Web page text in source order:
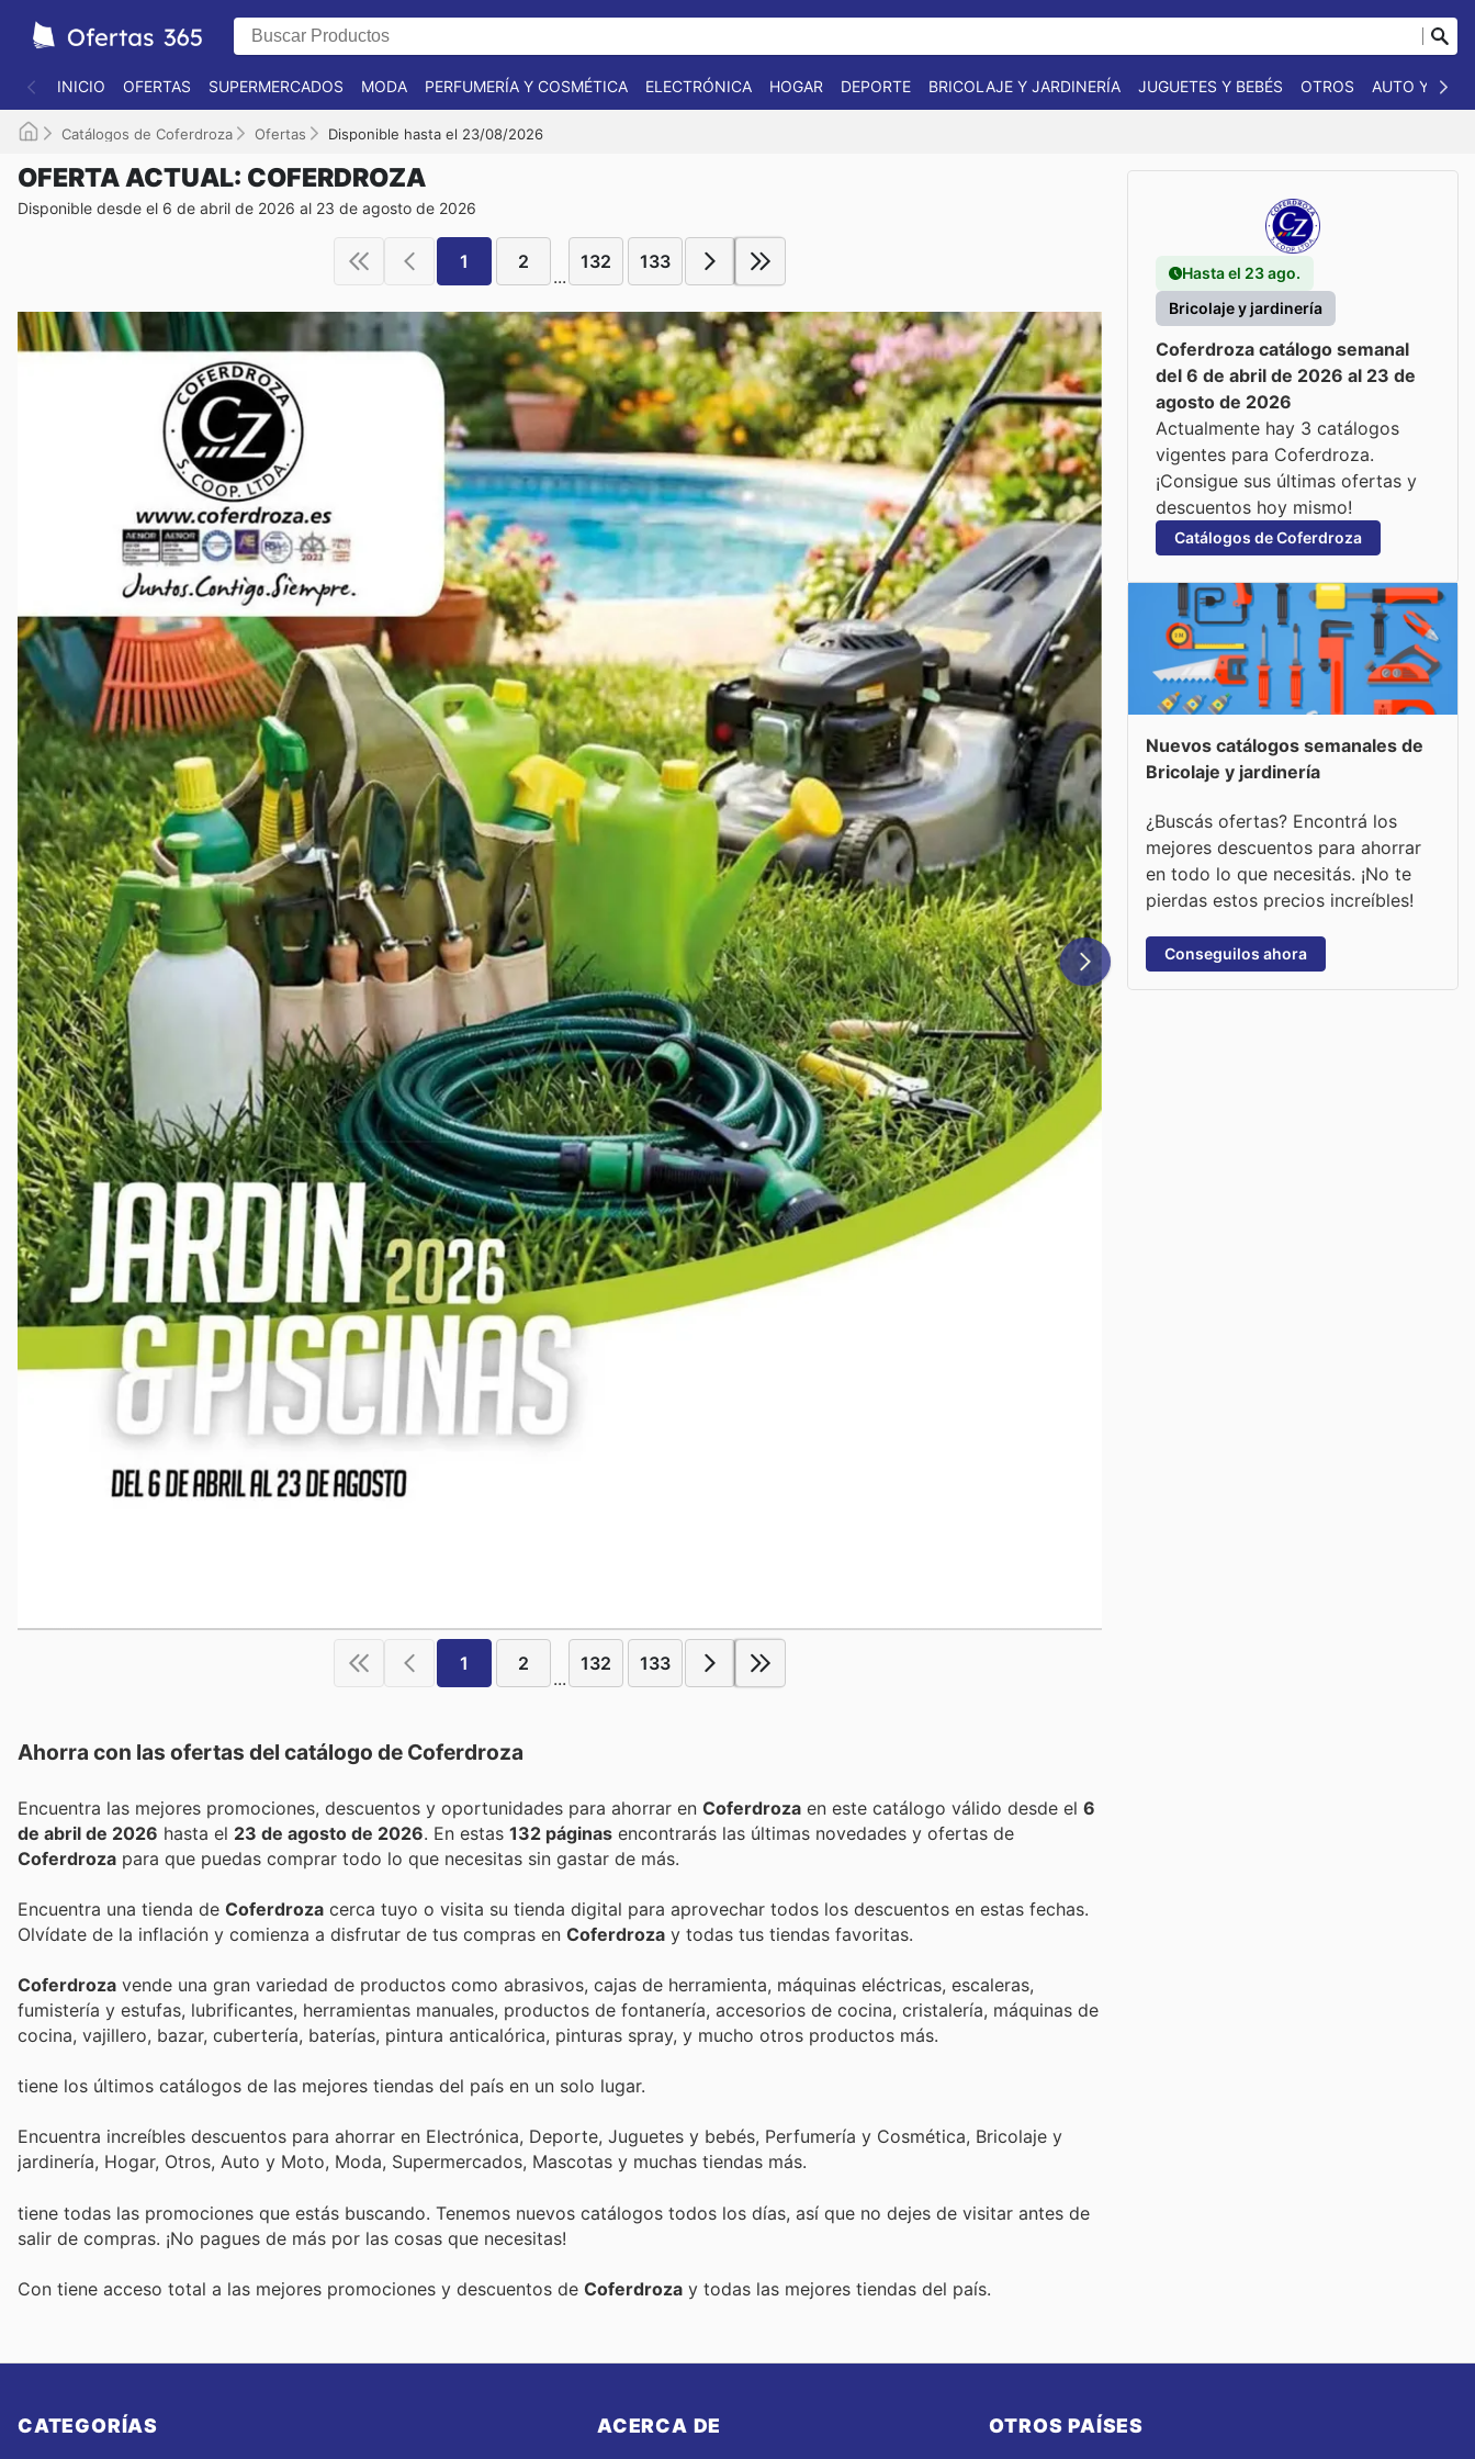
INICIO OFERTAS SUPERMERCADOS MODA PERFUMERÍA Y COSMÉTICA ELECTRÓNICA HOGAR DEPORTE BRICOLAJE Y JARDINERÍA JUGUETES Y BEBÉS OTROS AUTO Y
Catálogos de Coferdroza Ofertas Disponible hasta el 23/08/2026
OFERTA ACTUAL: COFERDROZA
Disponible desde el 6 de abril de 2026 al 23 de agosto de 2026
1 2
...
132 133
1 2
...
132 133
Ahorra con las ofertas del catálogo de Coferdroza
Encuentra las mejores promociones, descuentos y oportunidades para ahorrar en Coferdroza en este catálogo válido desde el 6
de abril de 2026 hasta el 23 de agosto de 2026 . En estas 132 páginas encontrarás las últimas novedades y ofertas de
Coferdroza para que puedas comprar todo lo que necesitas sin gastar de más.
Encuentra una tienda de Coferdroza cerca tuyo o visita su tienda digital para aprovechar todos los descuentos en estas fechas.
Olvídate de la inflación y comienza a disfrutar de tus compras en Coferdroza y todas tus tiendas favoritas.
Coferdroza vende una gran variedad de productos como abrasivos, cajas de herramienta, máquinas eléctricas, escaleras,
fumistería y estufas, lubrificantes, herramientas manuales, productos de fontanería, accesorios de cocina, cristalería, máquinas de
cocina, vajillero, bazar, cubertería, baterías, pintura anticalórica, pinturas spray, y mucho otros productos más.
tiene los últimos catálogos de las mejores tiendas del país en un solo lugar.
Encuentra increíbles descuentos para ahorrar en Electrónica, Deporte, Juguetes y bebés, Perfumería y Cosmética, Bricolaje y
jardinería, Hogar, Otros, Auto y Moto, Moda, Supermercados, Mascotas y muchas tiendas más.
tiene todas las promociones que estás buscando. Tenemos nuevos catálogos todos los días, así que no dejes de visitar antes de
salir de compras. ¡No pagues de más por las cosas que necesitas!
Con tiene acceso total a las mejores promociones y descuentos de Coferdroza y todas las mejores tiendas del país.
Hasta el 23 ago.
Bricolaje y jardinería
Coferdroza catálogo semanal
del 6 de abril de 2026 al 23 de
agosto de 2026
Actualmente hay 3 catálogos
vigentes para Coferdroza.
¡Consigue sus últimas ofertas y
descuentos hoy mismo!
Catálogos de Coferdroza
Nuevos catálogos semanales de
Bricolaje y jardinería
¿Buscás ofertas? Encontrá los
mejores descuentos para ahorrar
en todo lo que necesitás. ¡No te
pierdas estos precios increíbles!
Conseguilos ahora
CATEGORÍAS ACERCA DE OTROS PAÍSES